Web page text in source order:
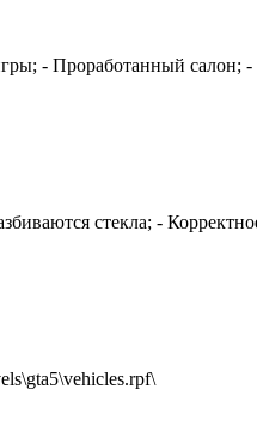
- Проработанный салон; -
стекла; -